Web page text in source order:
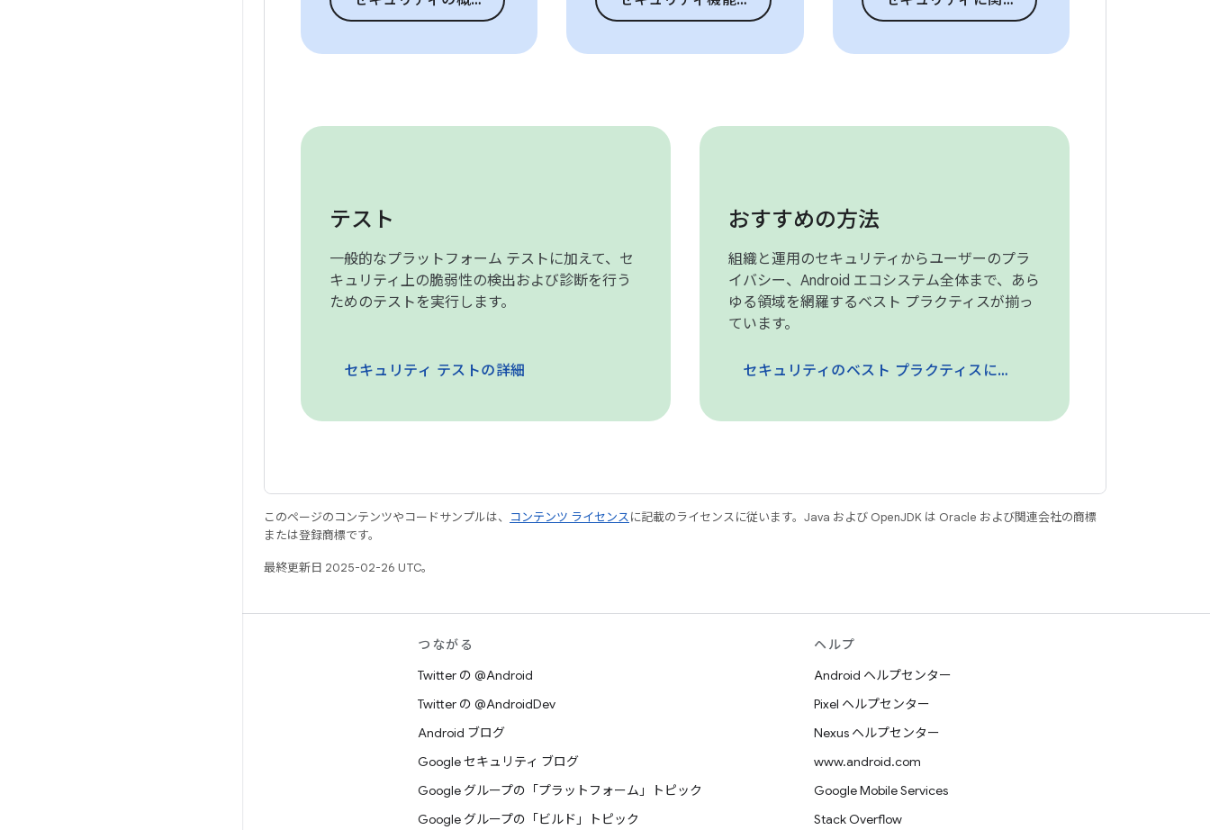
テスト
一般的なプラットフォーム テストに加えて、セ
キュリティ上の脆弱性の検出および診断を行う
ためのテストを実行します。
セキュリティ テストの詳細
おすすめの方法
組織と運用のセキュリティからユーザーのプラ
イバシー、Android エコシステム全体まで、あら
ゆる領域を網羅するベスト プラクティスが揃っ
ています。
セキュリティのベスト プラクティスに移動
このページのコンテンツやコードサンプルは、 コンテンツ ライセンスに記載のライセンスに従います。Java および OpenJDK は Oracle および関連会社の商標
または登録商標です。
最終更新日 2025-02-26 UTC。
つながる
Twitter の @Android
Twitter の @AndroidDev
Android ブログ
Google セキュリティ ブログ
Google グループの「プラットフォーム」トピック
Google グループの「ビルド」トピック
ヘルプ
Android ヘルプセンター
Pixel ヘルプセンター
Nexus ヘルプセンター
www.android.com
Google Mobile Services
Stack Overflow